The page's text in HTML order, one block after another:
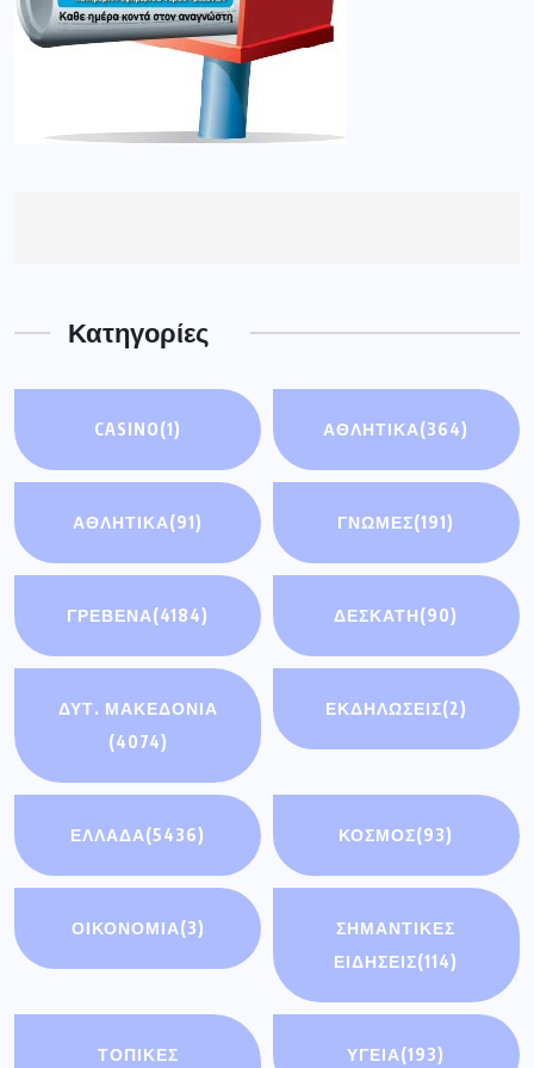
Κατηγορίες
CASINO(1) ΑΘΛΗΤΙΚΑ(364)
ΑΘΛΗΤΙΚΆ(91) ΓΝΩΜΕΣ(191)
ΓΡΕΒΕΝΑ(4184) ΔΕΣΚΑΤΗ(90)
ΔΥΤ. ΜΑΚΕΔΟΝΙΑ
(4074)
ΕΚΔΗΛΩΣΕΙΣ(2)
ΕΛΛΑΔΑ(5436) ΚΟΣΜΟΣ(93)
ΟΙΚΟΝΟΜΊΑ(3)
ΣΗΜΑΝΤΙΚΈΣ
ΕΙΔΉΣΕΙΣ(114)
ΤΟΠΙΚΕΣ ΥΓΕΙΑ(193)